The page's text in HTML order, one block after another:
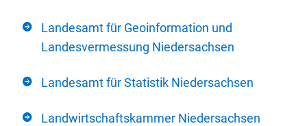
Landesamt für Geoinformation und
Landesvermessung Niedersachsen
Landesamt für Statistik Niedersachsen
Landwirtschaftskammer Niedersachsen